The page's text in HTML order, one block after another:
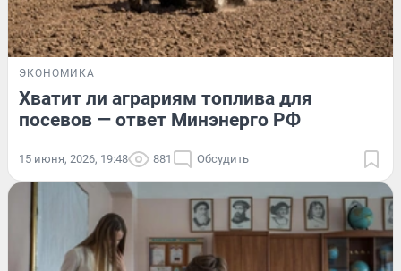
ЭКОНОМИКА
Хватит ли аграриям топлива для
посевов — ответ Минэнерго РФ
15 июня, 2026, 19:48 881 Обсудить